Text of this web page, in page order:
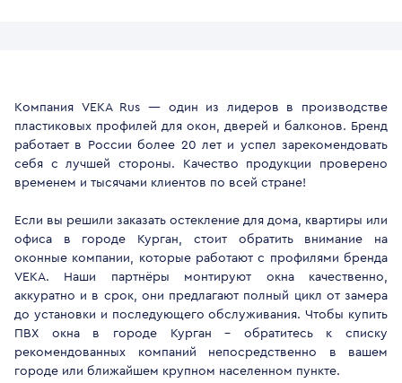
Компания VEKA Rus — один из лидеров в производстве
пластиковых профилей для окон, дверей и балконов. Бренд
работает в России более 20 лет и успел зарекомендовать
себя с лучшей стороны. Качество продукции проверено
временем и тысячами клиентов по всей стране!
Если вы решили заказать остекление для дома, квартиры или
офиса в городе Курган, стоит обратить внимание на
оконные компании, которые работают с профилями бренда
VEKA. Наши партнёры монтируют окна качественно,
аккуратно и в срок, они предлагают полный цикл от замера
до установки и последующего обслуживания. Чтобы купить
ПВХ окна в городе Курган - обратитесь к списку
рекомендованных компаний непосредственно в вашем
городе или ближайшем крупном населенном пункте.